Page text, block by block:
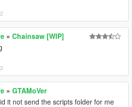
» Chainsaw [WIP]
» GTAMoVer
it not send the scripts folder for me